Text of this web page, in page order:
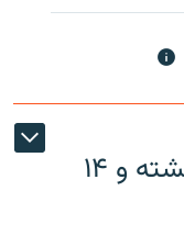
تیراندازی در تورنتو یک نفر کشته و ۱۴